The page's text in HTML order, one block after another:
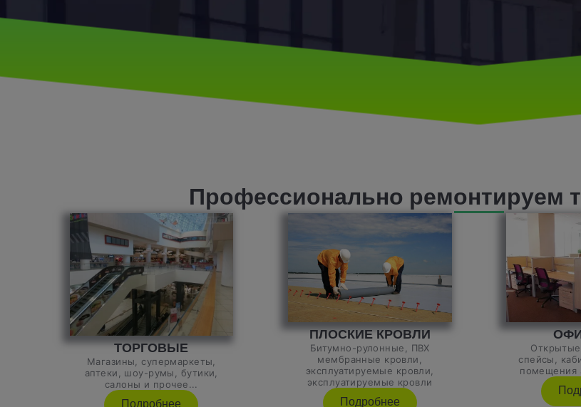
Профессионально ремонтируем
ТОРГОВЫЕ
Магазины, супермаркеты,
аптеки, шоу-румы, бутики,
салоны и прочее...
ПЛОСКИЕ КРОВЛИ
Битумно-рулонные, ПВХ
мембранные кровли,
эксплуатируемые кровли,
эксплуатируемые кровли
Подробнее
спейсы,
помещения